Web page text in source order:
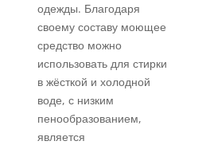
одежды. Благодаря
своему составу моющее
средство можно
использовать для стирки
в жёсткой и холодной
воде, с низким
пенообразованием,
является